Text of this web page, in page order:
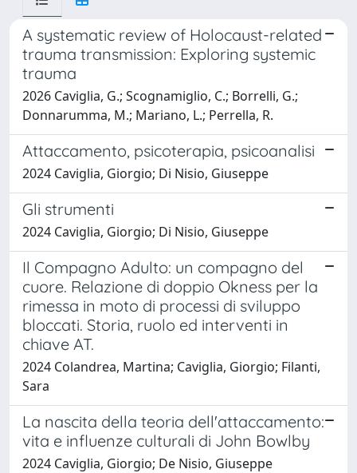
A systematic review of Holocaust-related
trauma transmission: Exploring systemic
trauma
2026 Caviglia, G.; Scognamiglio, C.; Borrelli, G.;
Donnarumma, M.; Mariano, L.; Perrella, R.
Attaccamento, psicoterapia, psicoanalisi
2024 Caviglia, Giorgio; Di Nisio, Giuseppe
Gli strumenti
2024 Caviglia, Giorgio; Di Nisio, Giuseppe
Il Compagno Adulto: un compagno del
cuore. Relazione di doppio Okness per la
rimessa in moto di processi di sviluppo
bloccati. Storia, ruolo ed interventi in
chiave AT.
2024 Colandrea, Martina; Caviglia, Giorgio; Filanti,
Sara
La nascita della teoria dell'attaccamento:
vita e influenze culturali di John Bowlby
2024 Caviglia, Giorgio; De Nisio, Giuseppe